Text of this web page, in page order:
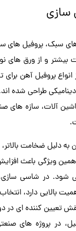
سازی
سبک، پروفیل های
بیشتر و از ورق های
پروفیل آهن برای
طراحی شده اند.
آلات، سازه های
به دلیل ضخامت
همین ویژگی باعث
شود. در شاسی
بالایی دارد،
تعیین کننده ای در
در پروژه های